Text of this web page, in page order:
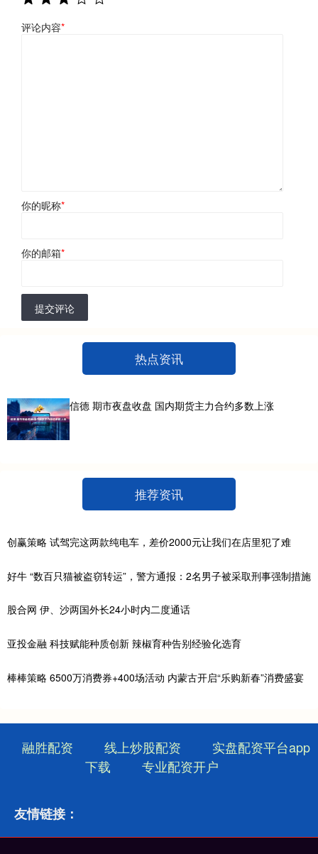
评论内容*
你的昵称*
你的邮箱*
提交评论
热点资讯
信德 期市夜盘收盘 国内期货主力合约多数上涨
推荐资讯
创赢策略 试驾完这两款纯电车，差价2000元让我们在店里犯了难
好牛 “数百只猫被盗窃转运”，警方通报：2名男子被采取刑事强制措施
股合网 伊、沙两国外长24小时内二度通话
亚投金融 科技赋能种质创新 辣椒育种告别经验化选育
棒棒策略 6500万消费券+400场活动 内蒙古开启“乐购新春”消费盛宴
融胜配资 线上炒股配资
实盘配资平台app
下载
专业配资开户
友情链接：